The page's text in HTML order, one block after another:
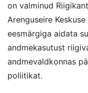
on valminud
Arenguseire
eesmärgiga aidata
andmekasutust
andmevaldkonnas
poliitikat.